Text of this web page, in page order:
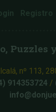
Registro
Puzzles
nº 113,
914353724 /